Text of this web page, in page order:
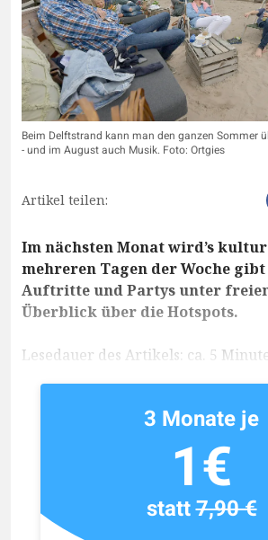
Beim Delftstrand kann man den ganzen Sommer
- und im August auch Musik. Foto: Ortgies
Artikel teilen:
Im nächsten Monat wird’s
mehreren Tagen der Woche gibt
Auftritte und Partys unter
Überblick über die Hotspots.
Lesedauer des Artikels: ca. 5
3 Monate je
1€
statt7,90 €